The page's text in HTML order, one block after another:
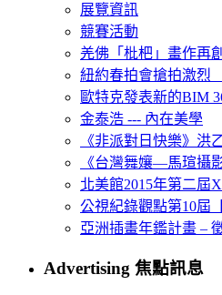
展覽資訊
競賽活動
羌佛「枇杷」畫作再
紐約春拍會搶拍激烈
歐特克發表新的BIM
金泰浩 --- 內在美學
《非派對日快樂》洪
《台灣舞孃—馬瑄攝
北美館2015年第二屆
公視紀錄觀點第10屆
亞洲插畫年鑑計畫 –
Advertising 焦點訊息